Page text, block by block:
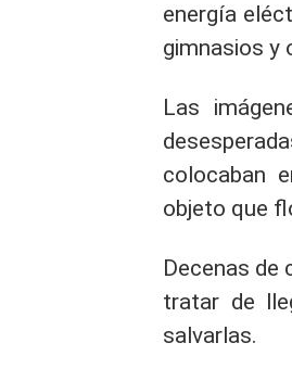
energía
gimnasios y
Las
colocaban
objeto que
Decenas de
tratar de
salvarlas.